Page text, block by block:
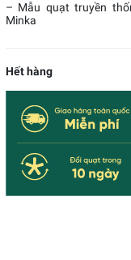
– Mẫu quạt truyền
Minka
Hết hàng